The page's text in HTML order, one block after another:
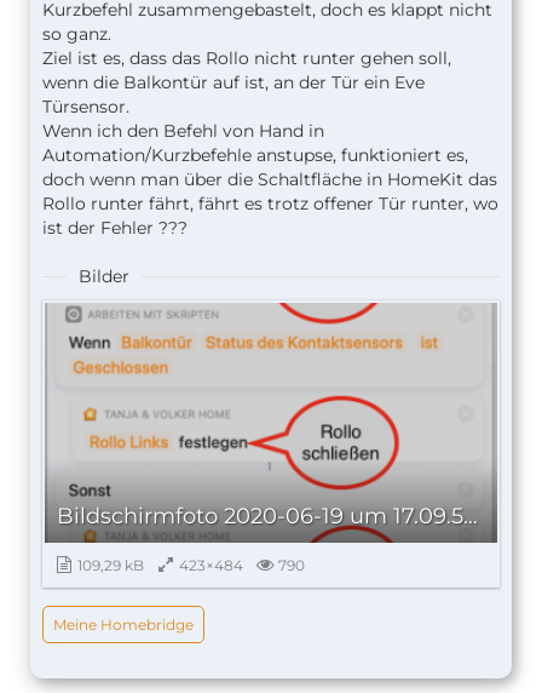
Kurzbefehl zusammengebastelt, doch es klappt nicht
so ganz.
Ziel ist es, dass das Rollo nicht runter gehen soll,
wenn die Balkontür auf ist, an der Tür ein Eve
Türsensor.
Wenn ich den Befehl von Hand in
Automation/Kurzbefehle anstupse, funktioniert es,
doch wenn man über die Schaltfläche in HomeKit das
Rollo runter fährt, fährt es trotz offener Tür runter, wo
ist der Fehler ???
Bilder
Bildschirmfoto 2020-06-19 um 17.09.50.png
109,29 kB 423×484 790
Meine Homebridge